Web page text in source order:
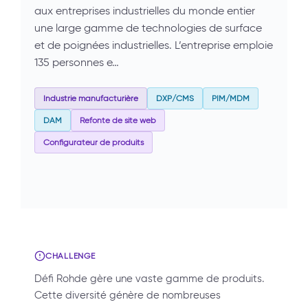
aux entreprises industrielles du monde entier
une large gamme de technologies de surface
et de poignées industrielles. L’entreprise emploie
135 personnes e…
Industrie manufacturière DXP/CMS PIM/MDM
DAM Refonte de site web
Configurateur de produits
CHALLENGE
Défi Rohde gère une vaste gamme de produits.
Cette diversité génère de nombreuses